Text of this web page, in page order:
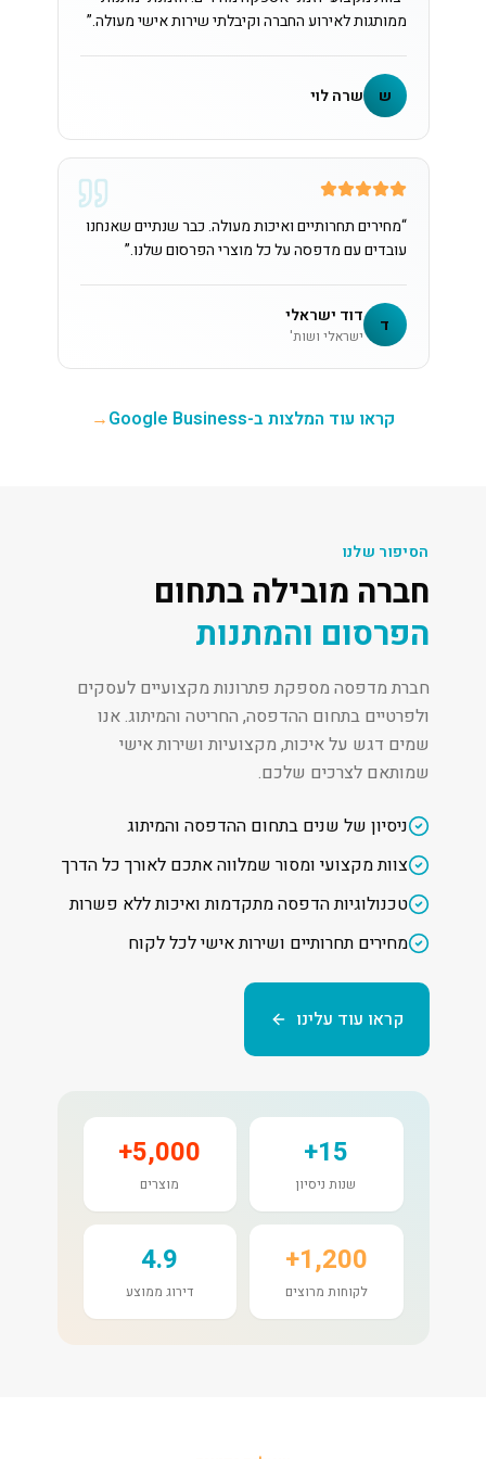
ממותגות לאירוע החברה וקיבלתי שירות אישי מעולה.”
ש שרה לוי
“מחירים תחרותיים ואיכות מעולה. כבר שנתיים שאנחנו
עובדים עם מדפסה על כל מוצרי הפרסום שלנו.”
ד דוד ישראלי
ישראלי ושות'
קראו עוד המלצות ב-Google Business →
הסיפור שלנו
חברה מובילה בתחום
הפרסום והמתנות
חברת מדפסה מספקת פתרונות מקצועיים לעסקים
ולפרטיים בתחום ההדפסה, החריטה והמיתוג. אנו
שמים דגש על איכות, מקצועיות ושירות אישי
שמותאם לצרכים שלכם.
ניסיון של שנים בתחום ההדפסה והמיתוג
צוות מקצועי ומסור שמלווה אתכם לאורך כל הדרך
טכנולוגיות הדפסה מתקדמות ואיכות ללא פשרות
מחירים תחרותיים ושירות אישי לכל לקוח
קראו עוד עלינו
15+
שנות ניסיון
5,000+
מוצרים
1,200+
לקוחות מרוצים
4.9
דירוג ממוצע